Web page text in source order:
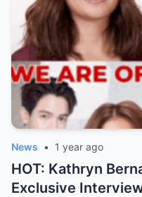
News • 1 year ago
HOT: Kathryn
Exclusive